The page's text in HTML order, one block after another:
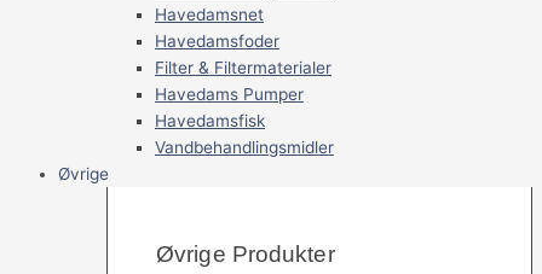
Havedamsnet
Havedamsfoder
Filter & Filtermaterialer
Havedams Pumper
Havedamsfisk
Vandbehandlingsmidler
Øvrige
Øvrige Produkter